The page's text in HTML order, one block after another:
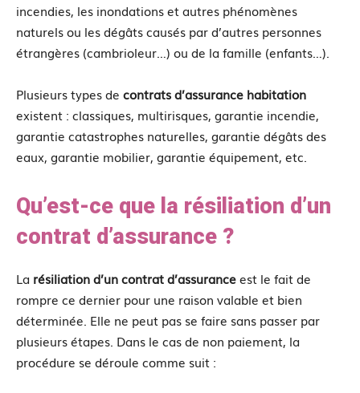
incendies, les inondations et autres phénomènes
naturels ou les dégâts causés par d’autres personnes
étrangères (cambrioleur…) ou de la famille (enfants…).
Plusieurs types de contratsd’assurance habitation
existent : classiques, multirisques, garantie incendie,
garantie catastrophes naturelles, garantie dégâts des
eaux, garantie mobilier, garantie équipement, etc.
Qu’est-ce que la résiliation d’un
contrat d’assurance ?
La résiliation d’un contrat d’assuranceest le fait de
rompre ce dernier pour une raison valable et bien
déterminée. Elle ne peut pas se faire sans passer par
plusieurs étapes. Dans le cas de non paiement, la
procédure se déroule comme suit :